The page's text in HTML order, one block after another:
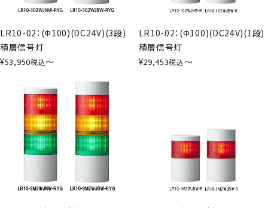
LR10-02：(Φ100)(DC24V)(3段)
積層信号灯
¥53,950税込〜
LR10-02：(Φ100)(DC24V)(1段)
積層信号灯
¥29,453税込〜